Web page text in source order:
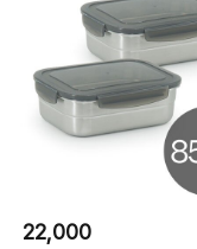
22,000